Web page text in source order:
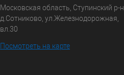
Московская область, Ступинский р-н,
д.Сотниково, ул.Железнодорожная,
вл.30
Посмотреть на карте